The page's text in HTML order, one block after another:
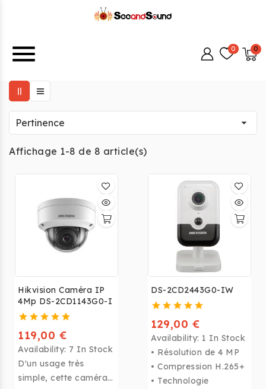
menu
Pertinence 
Affichage 1-8 de 8 article(s)
Hikvision Caméra IP
4Mp DS-2CD1143G0-I
119,00 €
Availability: 7 In Stock
D'un usage très
simple, cette caméra
DS-2CD2443G0-IW
129,00 €
Availability: 1 In Stock
• Résolution de 4 MP
• Compression H.265+
• Technologie